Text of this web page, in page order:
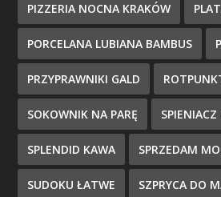
PIZZERIA NOCNA KRAKÓW
PORCELANA LUBIANA BAMBUS
PRZYPRAWNIKI GALD
SOKOWNIK NA PARĘ
SPLENDID KAWA SPRZEDAM
SUDOKU ŁATWE SZPRYCA DO